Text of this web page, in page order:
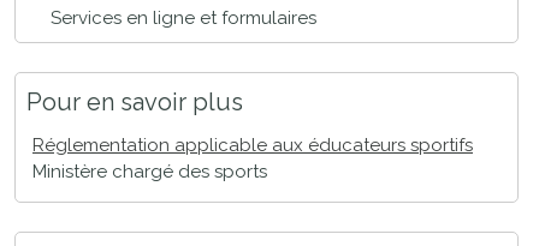
Services en ligne et formulaires
Pour en savoir plus
Réglementation applicable aux éducateurs sportifs
Ministère chargé des sports